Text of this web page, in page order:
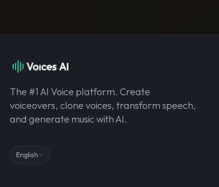
The #1 AI Voice platform. Create
voiceovers, clone voices, transform speech,
and generate music with AI.
English